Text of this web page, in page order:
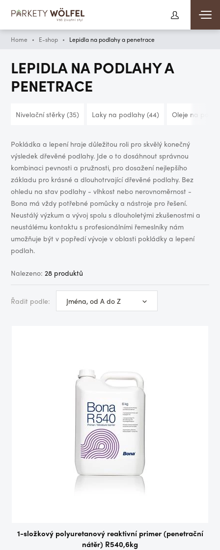
Home E-shop Lepidla na podlahy a penetrace
LEPIDLA NA PODLAHY A
PENETRACE
Nivelační stěrky (35) Laky na podlahy (44) Oleje na
Pokládka a lepení hraje důležitou roli pro skvělý konečný
výsledek dřevěné podlahy. Jde o to dosáhnout správnou
kombinaci pevnosti a pružnosti, pro dosažení nejlepšího
základu pro krásné a dlouhotrvající dřevěné podlahy. Bez
ohledu na stav podlahy - vlhkost nebo nerovnoměrnost -
Bona má vždy potřebné pomůcky a nástroje pro řešení.
Neustálý výzkum a vývoj spolu s dlouholetými zkušenostmi a
neustálému kontaktu s profesionálními řemeslníky nám
umožňuje být v popředí vývoje v oblasti pokládky a lepení
podlah.
Nalezeno: 28 produktů
Řadit podle: Jména, od A do Z
1-složkový polyuretanový reaktivní primer (penetrační
nátěr) R540,6kg